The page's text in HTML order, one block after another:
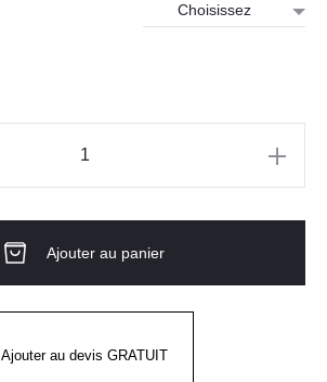
Ajouter au panier
Ajouter au devis GRATUIT